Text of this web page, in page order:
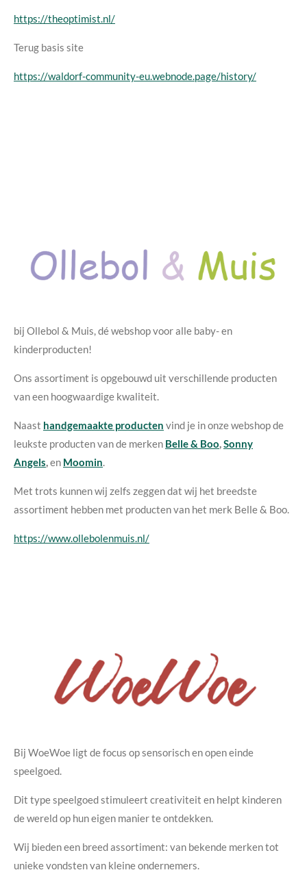
https://theoptimist.nl/
Terug basis site
https://waldorf-community-eu.webnode.page/history/
bij Ollebol & Muis, dé webshop voor alle baby- en
kinderproducten!
Ons assortiment is opgebouwd uit verschillende producten
van een hoogwaardige kwaliteit.
Naast handgemaakte producten vind je in onze webshop de
leukste producten van de merken Belle & Boo,Sonny
Angels,en Moomin.
Met trots kunnen wij zelfs zeggen dat wij het breedste
assortiment hebben met producten van het merk Belle & Boo.
https://www.ollebolenmuis.nl/
Bij WoeWoe ligt de focus op sensorisch en open einde
speelgoed.
Dit type speelgoed stimuleert creativiteit en helpt kinderen
de wereld op hun eigen manier te ontdekken.
Wij bieden een breed assortiment: van bekende merken tot
unieke vondsten van kleine ondernemers.